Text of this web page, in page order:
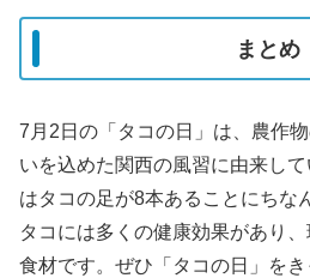
まとめ
7月2日の「タコの日」は、農作
いを込めた関西の風習に由来し
はタコの足が8本あることにちな
タコには多くの健康効果があり
食材です。ぜひ「タコの日」を